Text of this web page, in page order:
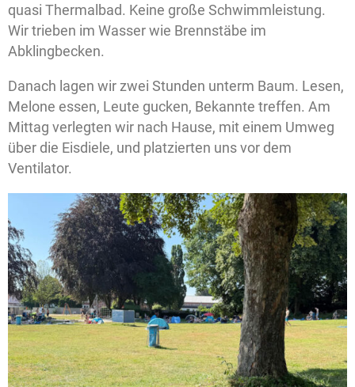
quasi Thermalbad. Keine große Schwimmleistung.
Wir trieben im Wasser wie Brennstäbe im
Abklingbecken.
Danach lagen wir zwei Stunden unterm Baum. Lesen,
Melone essen, Leute gucken, Bekannte treffen. Am
Mittag verlegten wir nach Hause, mit einem Umweg
über die Eisdiele, und platzierten uns vor dem
Ventilator.